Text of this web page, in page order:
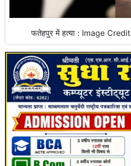
फतेहपुर में हत्या : Image